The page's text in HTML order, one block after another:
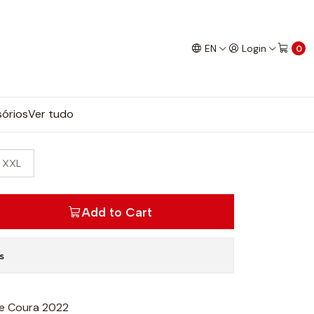
EN Login 0
Ver tudo
XXL
Add to Cart
Coura 2022